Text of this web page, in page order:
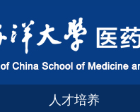
人才培养